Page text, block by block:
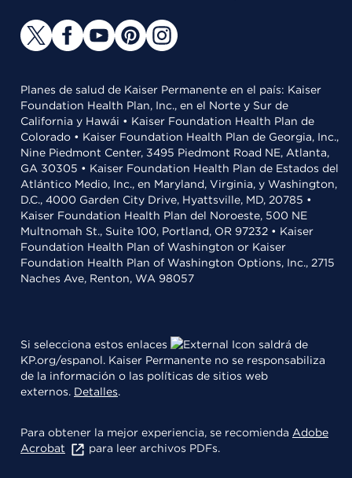
Planes de salud de Kaiser Permanente en el país: Kaiser
Foundation Health Plan, Inc., en el Norte y Sur de
California y Hawái • Kaiser Foundation Health Plan de
Colorado • Kaiser Foundation Health Plan de Georgia, Inc.,
Nine Piedmont Center, 3495 Piedmont Road NE, Atlanta,
GA 30305 • Kaiser Foundation Health Plan de Estados del
Atlántico Medio, Inc., en Maryland, Virginia, y Washington,
D.C., 4000 Garden City Drive, Hyattsville, MD, 20785 •
Kaiser Foundation Health Plan del Noroeste, 500 NE
Multnomah St., Suite 100, Portland, OR 97232 • Kaiser
Foundation Health Plan of Washington or Kaiser
Foundation Health Plan of Washington Options, Inc., 2715
Naches Ave, Renton, WA 98057
Si selecciona estos enlaces
saldrá de
KP.org/espanol. Kaiser Permanente no se responsabiliza
de la información o las políticas de sitios web
externos. Detalles.
Para obtener la mejor experiencia, se recomienda Adobe
Acrobat
para leer archivos PDFs.